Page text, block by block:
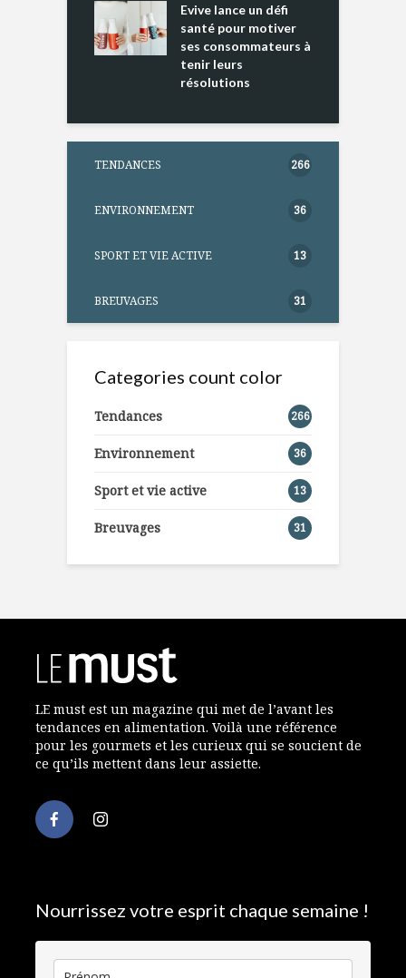
Evive lance un défi
santé pour motiver
ses consommateurs à
tenir leurs
résolutions
TENDANCES 266
ENVIRONNEMENT 36
SPORT ET VIE ACTIVE 13
BREUVAGES 31
Categories count color
Tendances 266
Environnement 36
Sport et vie active 13
Breuvages 31
LE must est un magazine qui met de l’avant les
tendances en alimentation. Voilà une référence
pour les gourmets et les curieux qui se soucient de
ce qu’ils mettent dans leur assiette.
Nourrissez votre esprit chaque semaine !